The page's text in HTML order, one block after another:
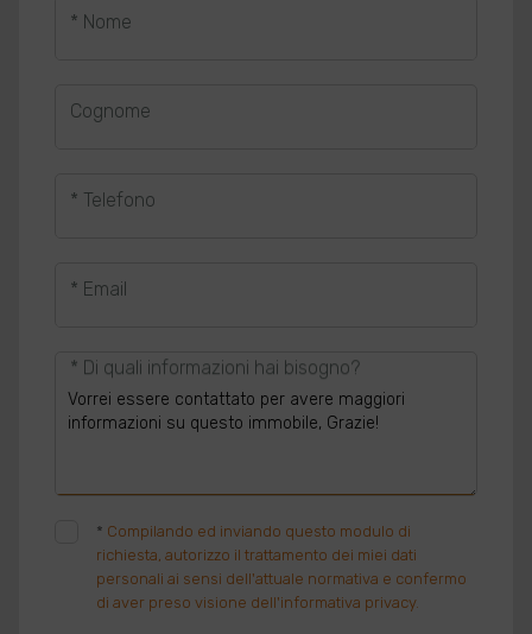
* Nome
Cognome
* Telefono
* Email
* Di quali informazioni hai bisogno?
* Compilando ed inviando questo modulo di
richiesta, autorizzo il trattamento dei miei dati
personali ai sensi dell'attuale normativa e confermo
di aver preso visione dell'informativa privacy.